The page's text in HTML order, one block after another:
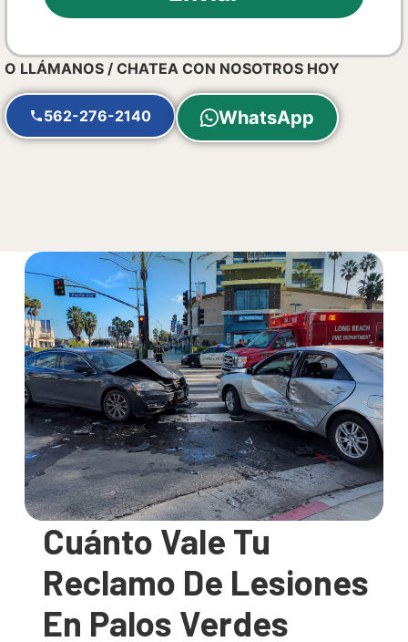
O LLÁMANOS / CHATEA CON NOSOTROS HOY
562-276-2140 WhatsApp
Cuánto Vale Tu
Reclamo De Lesiones
En Palos Verdes